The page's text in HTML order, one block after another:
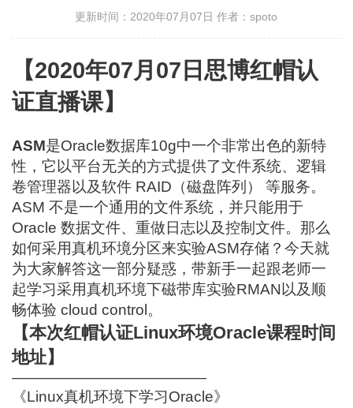
更新时间：2020年07月07日作者：spoto
【2020年07月07日思博红帽认
证直播课】
ASM是Oracle数据库10g中一个非常出色的新特
性，它以平台无关的方式提供了文件系统、逻辑
卷管理器以及软件 RAID（磁盘阵列） 等服务。
ASM 不是一个通用的文件系统，并只能用于
Oracle 数据文件、重做日志以及控制文件。那么
如何采用真机环境分区来实验ASM存储？今天就
为大家解答这一部分疑惑，带新手一起跟老师一
起学习采用真机环境下磁带库实验RMAN以及顺
畅体验 cloud control。
【本次红帽认证Linux环境Oracle课程时间
地址】
—————————————
《Linux真机环境下学习Oracle》